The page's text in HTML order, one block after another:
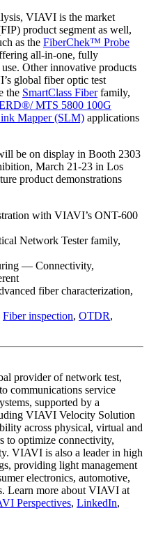
VIAVI is the market
product segment as well,
as the FiberChek™ Probe
all-in-one, fully
Other innovative products
global fiber optic test
the SmartClass Fiberfamily,
MTS 5800 100G
Mapper (SLM) applications
be on display in Booth 2303
March 21-23 in Los
product demonstrations
with VIAVI’s ONT-600
Network Tester family,
— Connectivity,
fiber characterization,
Fiber inspection, OTDR,
provider of network test,
communications service
supported by a
VIAVI Velocity Solution
across physical, virtual and
to optimize connectivity,
VIAVI is also a leader in high
providing light management
electronics, automotive,
Learn more about VIAVI at
Perspectives, LinkedIn,